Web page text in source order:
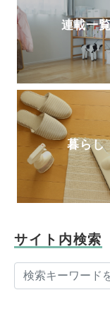
連載一
暮らし
サイト内検索